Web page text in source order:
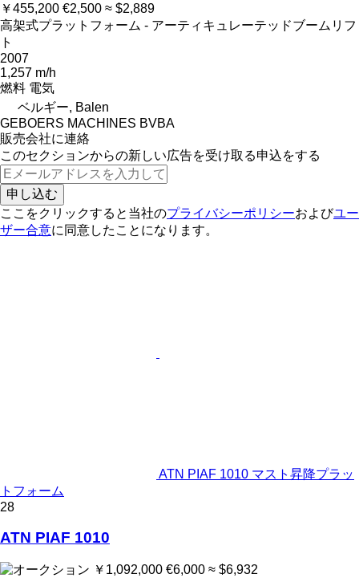
￥455,200 €2,500 ≈ $2,889
高架式プラットフォーム - アーティキュレーテッドブームリフ
ト
2007
1,257 m/h
燃料 電気
ベルギー, Balen
GEBOERS MACHINES BVBA
販売会社に連絡
このセクションからの新しい広告を受け取る申込をする
申し込む
ここをクリックすると当社のプライバシーポリシーおよびユー
ザー合意に同意したことになります。
ATN PIAF 1010 マスト昇降プラッ
トフォーム
28
ATN PIAF 1010
￥1,092,000 €6,000 ≈ $6,932